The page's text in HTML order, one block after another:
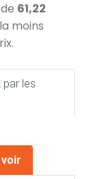
61,22
moins
par les